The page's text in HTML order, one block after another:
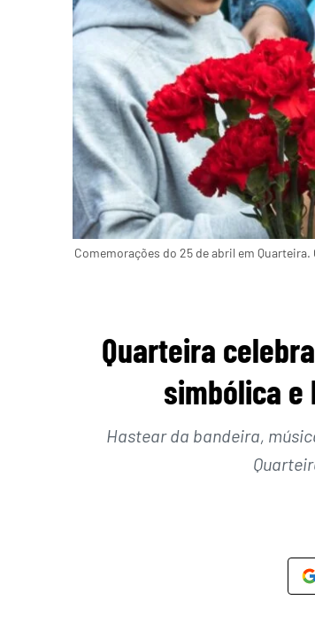
Comemorações do 25 de abril em
Quarteira
simbólica e
Hastear da bandeira,